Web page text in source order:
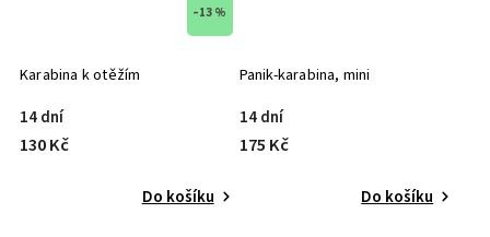
–13 %
Karabina k otěžím
14 dní
130 Kč
Do košíku
Panik-karabina, mini
14 dní
175 Kč
Do košíku